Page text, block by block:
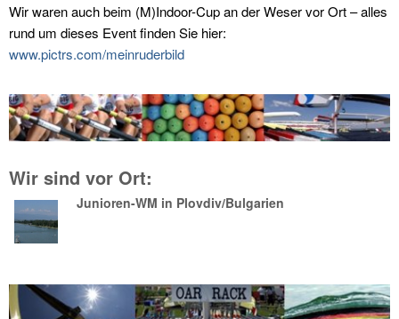
Wir waren auch beim (M)Indoor-Cup an der Weser vor Ort – alles
rund um dieses Event finden Sie hier:
www.pictrs.com/meinruderbild
Wir sind vor Ort:
Junioren-WM in Plovdiv/Bulgarien